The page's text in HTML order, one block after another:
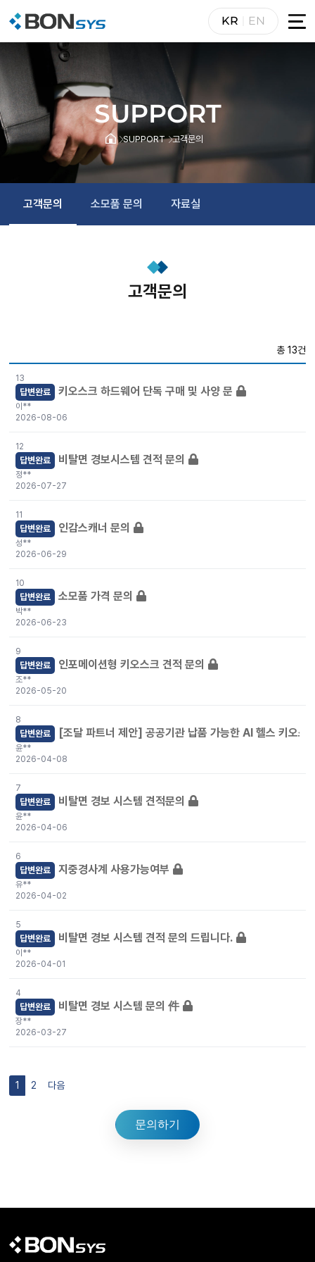
KR EN
SUPPORT
SUPPORT 고객문의
고객문의 소모품 문의 자료실
고객문의
총 13건
13
답변완료 키오스크 하드웨어 단독 구매 및 사양 문
이**
2026-08-06
12
답변완료 비탈면 경보시스템 견적 문의
정**
2026-07-27
11
답변완료 인감스캐너 문의
성**
2026-06-29
10
답변완료 소모품 가격 문의
박**
2026-06-23
9
답변완료 인포메이션형 키오스크 견적 문의
조**
2026-05-20
8
답변완료 [조달 파트너 제안] 공공기관 납품 가능한 AI 헬스 키오스
윤**
2026-04-08
7
답변완료 비탈면 경보 시스템 견적문의
윤**
2026-04-06
6
답변완료 지중경사계 사용가능여부
유**
2026-04-02
5
답변완료 비탈면 경보 시스템 견적 문의 드립니다.
이**
2026-04-01
4
답변완료 비탈면 경보 시스템 문의 件
장**
2026-03-27
1 2 다음
문의하기